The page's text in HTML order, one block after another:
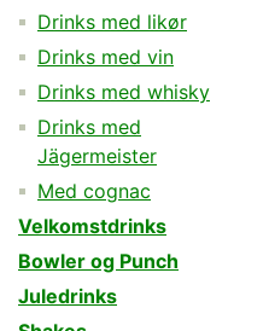
Drinks med likør
Drinks med vin
Drinks med whisky
Drinks med
Jägermeister
Med cognac
Velkomstdrinks
Bowler og Punch
Juledrinks